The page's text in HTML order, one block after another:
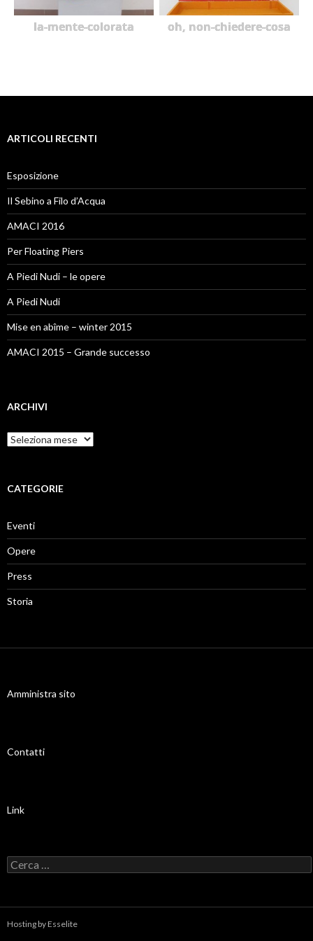
la-mente-colorata oh, non-chiedere-cosa
ARTICOLI RECENTI
Esposizione
Il Sebino a Filo d’Acqua
AMACI 2016
Per Floating Piers
A Piedi Nudi – le opere
A Piedi Nudi
Mise en abîme – winter 2015
AMACI 2015 – Grande successo
ARCHIVI
Archivi
CATEGORIE
Eventi
Opere
Press
Storia
Amministra sito
Contatti
Link
Ricerca per:
Hosting by Esselite